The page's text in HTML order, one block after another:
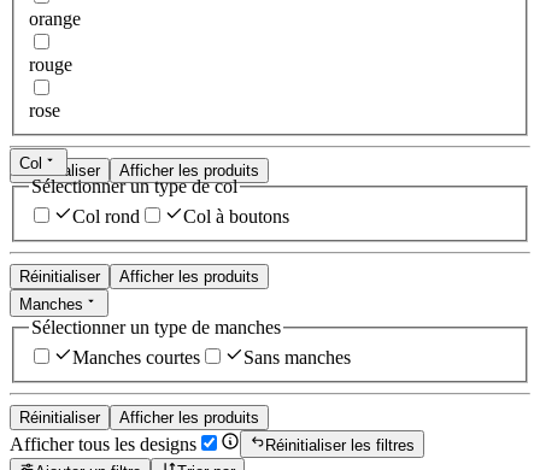
orange
rouge
rose
Réinitialiser Afficher les produits
Col
Sélectionner un type de col
Col rond
Col à boutons
Réinitialiser
Afficher les produits
Manches
Sélectionner un type de manches
Manches courtes
Sans manches
Réinitialiser Afficher les produits
Afficher tous les designs
Réinitialiser les filtres